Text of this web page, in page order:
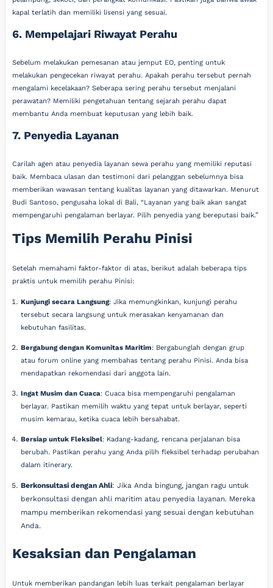
kapal terlatih dan memiliki lisensi yang sesuai.
6. Mempelajari Riwayat Perahu
Sebelum melakukan pemesanan atau jemput EO, penting untuk
melakukan pengecekan riwayat perahu. Apakah perahu tersebut pernah
mengalami kecelakaan? Seberapa sering perahu tersebut menjalani
perawatan? Memiliki pengetahuan tentang sejarah perahu dapat
membantu Anda membuat keputusan yang lebih baik.
7. Penyedia Layanan
Carilah agen atau penyedia layanan sewa perahu yang memiliki reputasi
baik. Membaca ulasan dan testimoni dari pelanggan sebelumnya bisa
memberikan wawasan tentang kualitas layanan yang ditawarkan. Menurut
Budi Santoso, pengusaha lokal di Bali, “Layanan yang baik akan sangat
mempengaruhi pengalaman berlayar. Pilih penyedia yang bereputasi baik.”
Tips Memilih Perahu Pinisi
Setelah memahami faktor-faktor di atas, berikut adalah beberapa tips
praktis untuk memilih perahu Pinisi:
Kunjungi secara Langsung: Jika memungkinkan, kunjungi perahu
tersebut secara langsung untuk merasakan kenyamanan dan
kebutuhan fasilitas.
Bergabung dengan Komunitas Maritim: Bergabunglah dengan grup
atau forum online yang membahas tentang perahu Pinisi. Anda bisa
mendapatkan rekomendasi dari anggota lain.
Ingat Musim dan Cuaca: Cuaca bisa mempengaruhi pengalaman
berlayar. Pastikan memilih waktu yang tepat untuk berlayar, seperti
musim kemarau, ketika cuaca lebih bersahabat.
Bersiap untuk Fleksibel: Kadang-kadang, rencana perjalanan bisa
berubah. Pastikan perahu yang Anda pilih fleksibel terhadap perubahan
dalam itinerary.
Berkonsultasi dengan Ahli: Jika Anda bingung, jangan ragu untuk
berkonsultasi dengan ahli maritim atau penyedia layanan. Mereka
mampu memberikan rekomendasi yang sesuai dengan kebutuhan
Anda.
Kesaksian dan Pengalaman
Untuk memberikan pandangan lebih luas terkait pengalaman berlayar